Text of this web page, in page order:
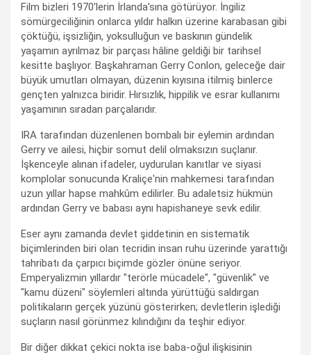
Film bizleri 1970'lerin İrlanda'sına götürüyor. İngiliz
sömürgeciliğinin onlarca yıldır halkın üzerine karabasan gibi
çöktüğü, işsizliğin, yoksulluğun ve baskının gündelik
yaşamın ayrılmaz bir parçası hâline geldiği bir tarihsel
kesitte başlıyor. Başkahraman Gerry Conlon, geleceğe dair
büyük umutları olmayan, düzenin kıyısına itilmiş binlerce
gençten yalnızca biridir. Hırsızlık, hippilik ve esrar kullanımı
yaşamının sıradan parçalarıdır.
IRA tarafından düzenlenen bombalı bir eylemin ardından
Gerry ve ailesi, hiçbir somut delil olmaksızın suçlanır.
İşkenceyle alınan ifadeler, uydurulan kanıtlar ve siyasi
komplolar sonucunda Kraliçe'nin mahkemesi tarafından
uzun yıllar hapse mahkûm edilirler. Bu adaletsiz hükmün
ardından Gerry ve babası aynı hapishaneye sevk edilir.
Eser aynı zamanda devlet şiddetinin en sistematik
biçimlerinden biri olan tecridin insan ruhu üzerinde yarattığı
tahribatı da çarpıcı biçimde gözler önüne seriyor.
Emperyalizmin yıllardır "terörle mücadele", "güvenlik" ve
"kamu düzeni" söylemleri altında yürüttüğü saldırgan
politikaların gerçek yüzünü gösterirken; devletlerin işlediği
suçların nasıl görünmez kılındığını da teşhir ediyor.
Bir diğer dikkat çekici nokta ise baba-oğul ilişkisinin